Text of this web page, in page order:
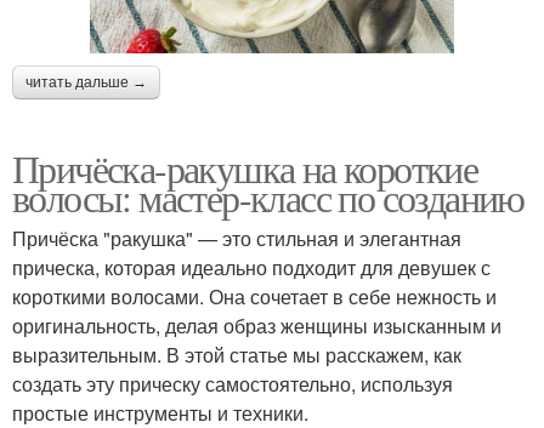
читать дальше →
Причёска-ракушка на короткие
волосы: мастер-класс по созданию
Причёска "ракушка" — это стильная и элегантная
прическа, которая идеально подходит для девушек с
короткими волосами. Она сочетает в себе нежность и
оригинальность, делая образ женщины изысканным и
выразительным. В этой статье мы расскажем, как
создать эту прическу самостоятельно, используя
простые инструменты и техники.